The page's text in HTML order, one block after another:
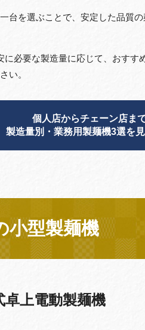
台を選ぶことで、安定した品質
に必要な製造量に応じて、おすす
い。
個人店からチェーン店ま
製造量別・業務用製麺機3選を
小型製麺機
卓上電動製麺機